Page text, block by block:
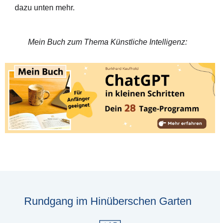
dazu unten mehr.
Mein Buch zum Thema Künstliche Intelligenz:
Rundgang im Hinüberschen Garten